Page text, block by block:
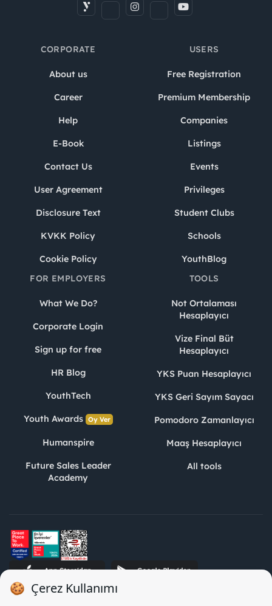
CORPORATE
About us
Career
Help
E-Book
Contact Us
User Agreement
Disclosure Text
KVKK Policy
Cookie Policy
USERS
Free Registration
Premium Membership
Companies
Listings
Events
Privileges
Student Clubs
Schools
YouthBlog
FOR EMPLOYERS
What We Do?
Corporate Login
Sign up for free
HR Blog
YouthTech
Youth Awards Oy Ver
Humanspire
Future Sales Leader
Academy
TOOLS
Not Ortalaması
Hesaplayıcı
Vize Final Büt
Hesaplayıcı
YKS Puan Hesaplayıcı
YKS Geri Sayım Sayacı
Pomodoro Zamanlayıcı
Maaş Hesaplayıcı
All tools